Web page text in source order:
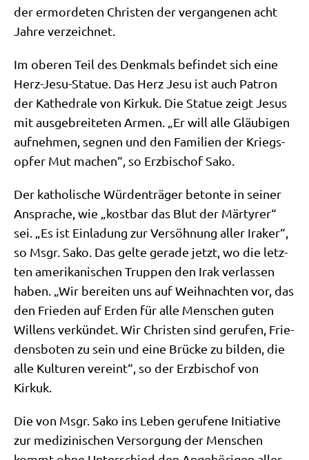
der ermor­de­ten Chri­sten der ver­gan­ge­nen acht
Jah­re verzeichnet.
Im obe­ren Teil des Denk­mals befin­det sich eine
Herz-Jesu-Sta­tue. Das Herz Jesu ist auch Patron
der Kathe­dra­le von Kir­kuk. Die Sta­tue zeigt Jesus
mit aus­ge­brei­te­ten Armen. „Er will alle Gläu­bi­gen
auf­neh­men, seg­nen und den Fami­li­en der Kriegs­
op­fer Mut machen“, so Erz­bi­schof Sako.
Der katho­li­sche Wür­den­trä­ger beton­te in sei­ner
Anspra­che, wie „kost­bar das Blut der Mär­ty­rer“
sei. „Es ist Ein­la­dung zur Ver­söh­nung aller Ira­ker“,
so Msgr. Sako. Das gel­te gera­de jetzt, wo die letz­
ten ame­ri­ka­ni­schen Trup­pen den Irak ver­las­sen
haben. „Wir berei­ten uns auf Weih­nach­ten vor, das
den Frie­den auf Erden für alle Men­schen guten
Wil­lens ver­kün­det. Wir Chri­sten sind geru­fen, Frie­
dens­bo­ten zu sein und eine Brücke zu bil­den, die
alle Kul­tu­ren ver­eint“, so der Erz­bi­schof von
Kirkuk.
Die von Msgr. Sako ins Leben geru­fe­ne Initia­ti­ve
zur medi­zi­ni­schen Ver­sor­gung der Men­schen